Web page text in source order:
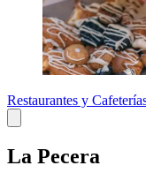
Restaurantes y
La Pecera